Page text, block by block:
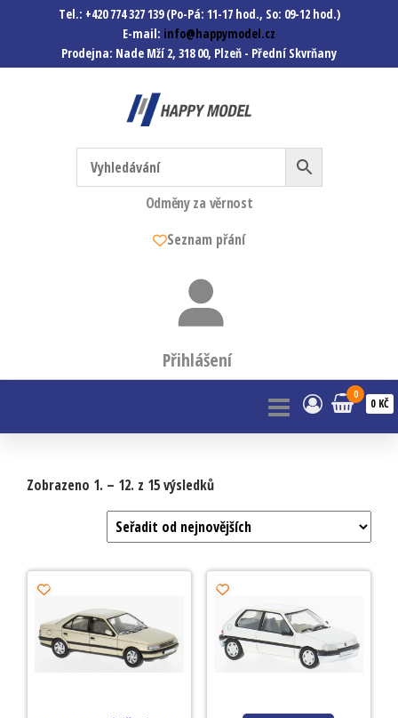
Tel.: +420 774 327 139 (Po-Pá: 11-17 hod., So: 09-12 hod.)
E-mail: info@happymodel.cz
Prodejna: Nade Mží 2, 318 00, Plzeň - Přední Skvrňany
Happymodel.cz
Modely autíček, modelová
železnice, mašinky, vagóny a
mnohem víc.
Odměny za věrnost
Seznam přání
Přihlášení
0
0 KČ
Zobrazeno 1. – 12. z 15 výsledků